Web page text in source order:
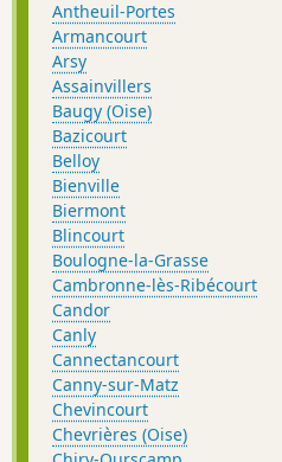
Antheuil-Portes
Armancourt
Arsy
Assainvillers
Baugy (Oise)
Bazicourt
Belloy
Bienville
Biermont
Blincourt
Boulogne-la-Grasse
Cambronne-lès-Ribécourt
Candor
Canly
Cannectancourt
Canny-sur-Matz
Chevincourt
Chevrières (Oise)